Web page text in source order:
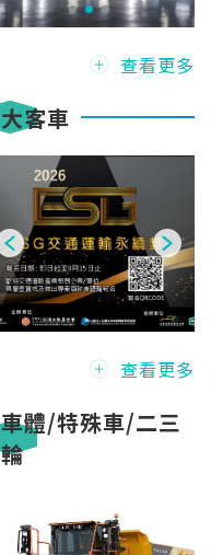
查看更多
大客車
查看更多
車體/特殊車/二三
輪